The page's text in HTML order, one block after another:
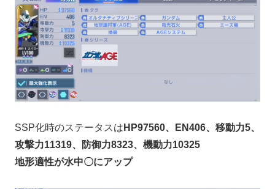
SSP化時のステータスは HP97560、EN406、移動力5、
攻撃力11319、防御力8323、機動力10325
地形適性が水中〇にアップ